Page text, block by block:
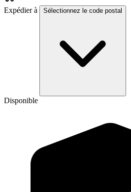
Expédier à Sélectionnez le code postal
Disponible